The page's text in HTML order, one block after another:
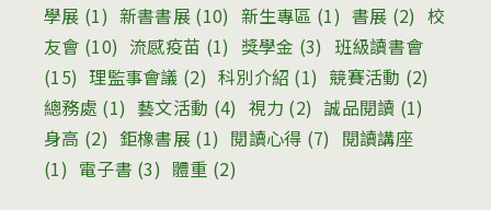
學展 (1) 新書書展 (10) 新生專區 (1) 書展 (2) 校
友會 (10) 流感疫苗 (1) 獎學金 (3) 班級讀書會
(15) 理監事會議 (2) 科別介紹 (1) 競賽活動 (2)
總務處 (1) 藝文活動 (4) 視力 (2) 誠品閱讀 (1)
身高 (2) 鉅橡書展 (1) 閱讀心得 (7) 閱讀講座
(1) 電子書 (3) 體重 (2)